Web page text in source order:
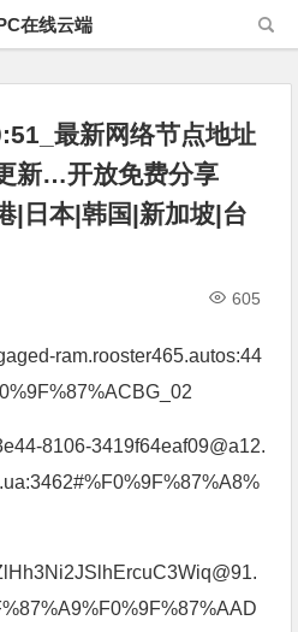
在线云端
最新网络节点地址
新…开放免费分享
|日本|韩国|新加坡|台
605
ram.rooster465.autos:44
8106-3419f64eaf09@a12.